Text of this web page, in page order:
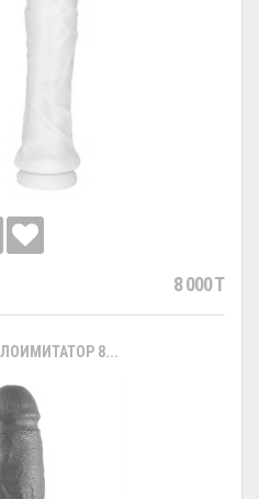
8 000 T
8...